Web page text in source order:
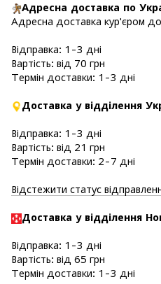
Адресна доставка по
Адресна доставка кур'єром до
Відправка: 1-3 дні
Вартість: від 70 грн
Термін доставки: 1-3 дні
Доставка у відділення
Відправка: 1-3 дні
Вартість: від 21 грн
Термін доставки: 2-7 дні
Відстежити статус
Доставка у відділення
Відправка: 1-3 дні
Вартість: від 65 грн
Термін доставки: 1-3 дні